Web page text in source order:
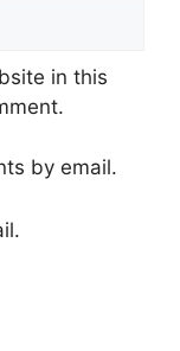
in this
by email.